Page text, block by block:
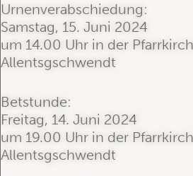
Urnenverabschiedung:
Samstag, 15. Juni 2024
um 14.00 Uhr in der
Allentsgschwendt
Betstunde:
Freitag, 14. Juni 2024
um 19.00 Uhr in der
Allentsgschwendt